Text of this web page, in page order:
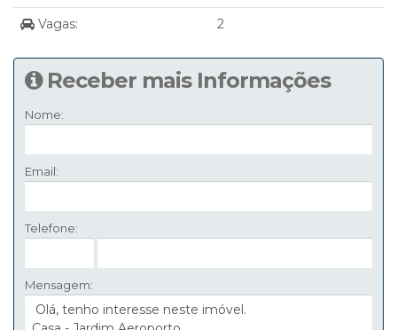
Vagas: 2
Receber mais Informações
Nome:
Email:
Telefone:
Mensagem: